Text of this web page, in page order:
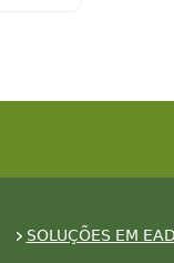
SOLUÇÕES EM